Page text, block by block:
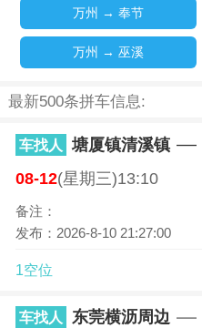
万州 → 奉节
万州 → 巫溪
最新500条拼车信息:
车找人 塘厦镇清溪镇
08-12(星期三)13:10
备注：
发布：2026-8-10 21:27:00
1空位
车找人 东莞横沥周边